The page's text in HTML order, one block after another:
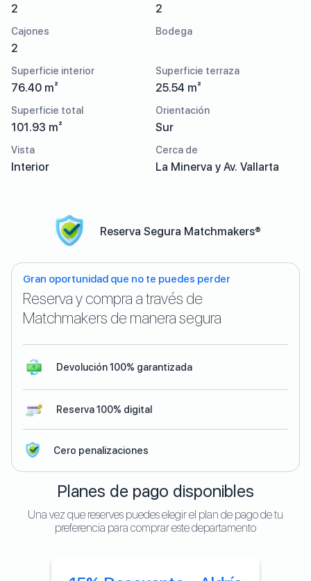
2 2
Cajones
2
Bodega
Superficie interior
76.40 m²
Superficie terraza
25.54 m²
Superficie total
101.93 m²
Orientación
Sur
Vista
Interior
Cerca de
La Minerva y Av. Vallarta
Reserva Segura Matchmakers®
Gran oportunidad que no te puedes perder
Reserva y compra a través de
Matchmakers de manera segura
Devolución 100% garantizada
Reserva 100% digital
Cero penalizaciones
Planes de pago disponibles
Una vez que reserves puedes elegir el plan de pago de tu
preferencia para comprar este departamento